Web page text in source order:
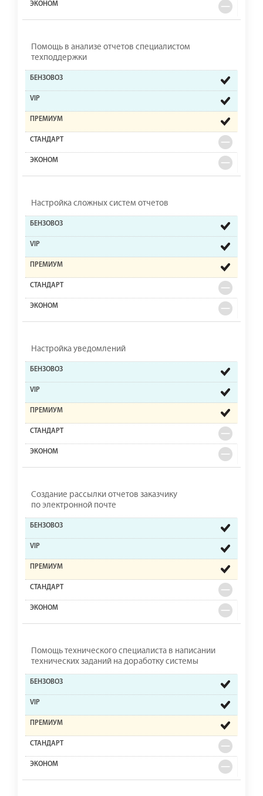
Помощь в анализе отчетов специалистом
техподдержки
Настройка сложных систем отчетов
Настройка уведомлений
Создание рассылки отчетов заказчику
по электронной почте
Помощь технического специалиста в написании
технических заданий на доработку системы